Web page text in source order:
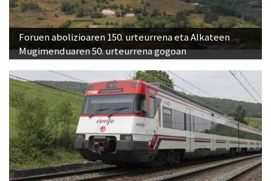
Foruen abolizioaren 150. urteurrena eta Alkateen
Mugimenduaren 50. urteurrena gogoan